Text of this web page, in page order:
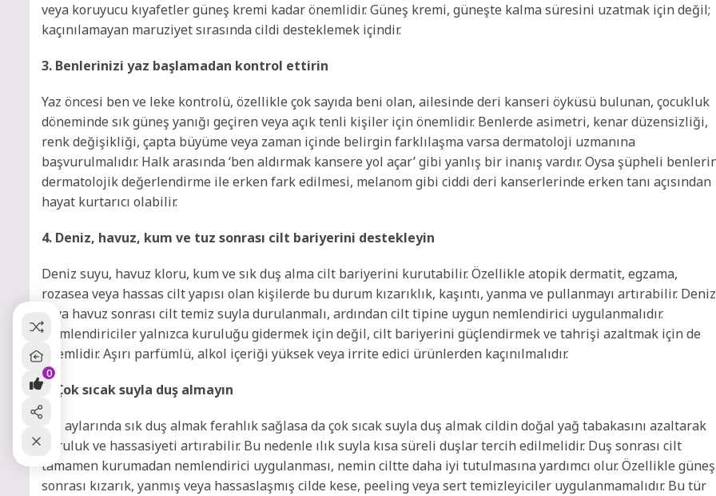
veya koruyucu kıyafetler güneş kremi kadar önemlidir. Güneş kremi, güneşte kalma süresini uzatmak için değil;
kaçınılamayan maruziyet sırasında cildi desteklemek içindir.
3. Benlerinizi yaz başlamadan kontrol ettirin
Yaz öncesi ben ve leke kontrolü, özellikle çok sayıda beni olan, ailesinde deri kanseri öyküsü bulunan, çocukluk
döneminde sık güneş yanığı geçiren veya açık tenli kişiler için önemlidir. Benlerde asimetri, kenar düzensizliği,
renk değişikliği, çapta büyüme veya zaman içinde belirgin farklılaşma varsa dermatoloji uzmanına
başvurulmalıdır. Halk arasında ‘ben aldırmak kansere yol açar’ gibi yanlış bir inanış vardır. Oysa şüpheli
dermatolojik değerlendirme ile erken fark edilmesi, melanom gibi ciddi deri kanserlerinde erken tanı açısından
hayat kurtarıcı olabilir.
4. Deniz, havuz, kum ve tuz sonrası cilt bariyerini destekleyin
Deniz suyu, havuz kloru, kum ve sık duş alma cilt bariyerini kurutabilir. Özellikle atopik dermatit, egzama,
rozasea veya hassas cilt yapısı olan kişilerde bu durum kızarıklık, kaşıntı, yanma ve pullanmayı artırabilir. Deniz
veya havuz sonrası cilt temiz suyla durulanmalı, ardından cilt tipine uygun nemlendirici uygulanmalıdır.
Nemlendiriciler yalnızca kuruluğu gidermek için değil, cilt bariyerini güçlendirmek ve tahrişi azaltmak için de
önemlidir. Aşırı parfümlü, alkol içeriği yüksek veya irrite edici ürünlerden kaçınılmalıdır.
5. Çok sıcak suyla duş almayın
Yaz aylarında sık duş almak ferahlık sağlasa da çok sıcak suyla duş almak cildin doğal yağ tabakasını azaltarak
kuruluk ve hassasiyeti artırabilir. Bu nedenle ılık suyla kısa süreli duşlar tercih edilmelidir. Duş sonrası cilt
tamamen kurumadan nemlendirici uygulanması, nemin ciltte daha iyi tutulmasına yardımcı olur. Özellikle güneş
sonrası kızarık, yanmış veya hassaslaşmış cilde kese, peeling veya sert temizleyiciler uygulanmamalıdır. Bu tür
0